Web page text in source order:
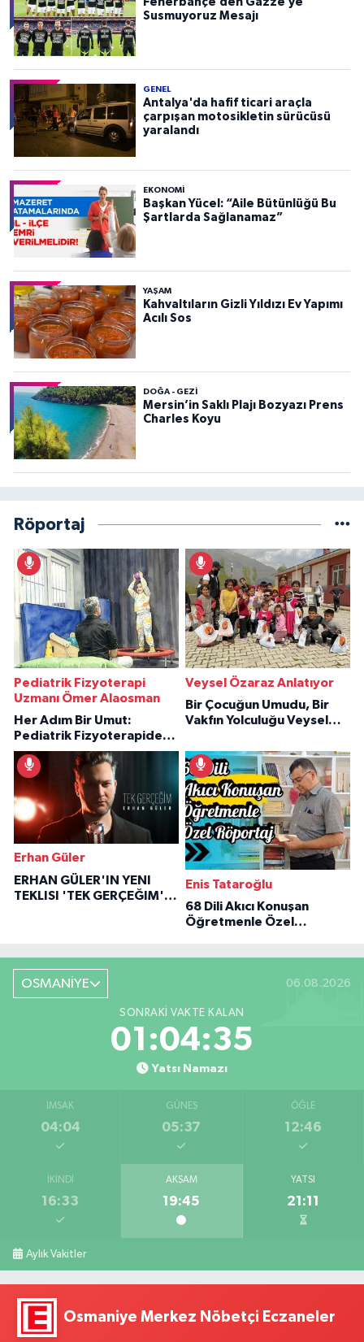
Susmuyoruz Mesajı
GENEL
Antalya'da hafif ticari araçla
çarpışan motosikletin sürücüsü
yaralandı
EKONOMI
Başkan Yücel: “Aile Bütünlüğü Bu
Şartlarda Sağlanamaz”
YAŞAM
Kahvaltıların Gizli Yıldızı Ev Yapımı
Acılı Sos
DOĞA - GEZI
Mersin’in Saklı Plajı Bozyazı Prens
Charles Koyu
Röportaj
Pediatrik Fizyoterapi
Uzmanı Ömer Alaosman
Her Adım Bir Umut:
Pediatrik Fizyoterapiden
İlham Veren Hikâyeler
Veysel Özaraz Anlatıyor
Bir Çocuğun Umudu, Bir
Vakfın Yolculuğu Veysel
Erhan Güler
ERHAN GÜLER'IN YENI
TEKLISI 'TEK GERÇEĞIM'LE
Enis Tataroğlu
68 Dili Akıcı Konuşan
Öğretmenle Özel
OSMANİYE 06.08.2026
SONRAKI VAKTE KALAN
01:04:34
Yatsı Namazı
İMSAK
04:04
GÜNEŞ
05:37
ÖĞLE
12:46
İKINDI
16:33
AKŞAM
19:45
YATSI
21:11
Aylık Vakitler
Osmaniye Merkez Nöbetçi Eczaneler